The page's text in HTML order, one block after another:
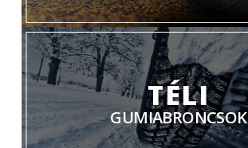
TÉLI
GUMIABRONCSOK